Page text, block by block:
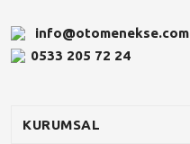
info@otomenekse.com
0533 205 72 24
KURUMSAL